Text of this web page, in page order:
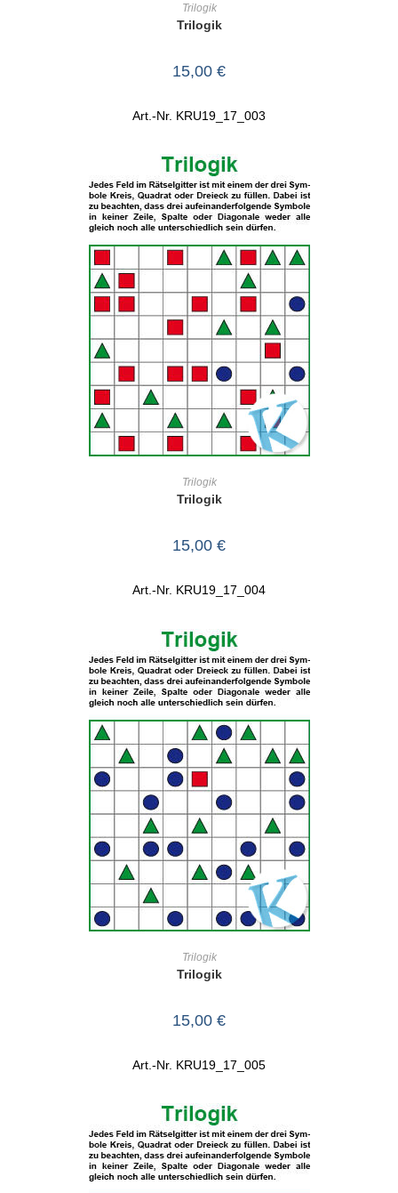
Trilogik
Trilogik
15,00 €
Art.-Nr. KRU19_17_003
Trilogik
Trilogik
15,00 €
Art.-Nr. KRU19_17_004
Trilogik
Trilogik
15,00 €
Art.-Nr. KRU19_17_005